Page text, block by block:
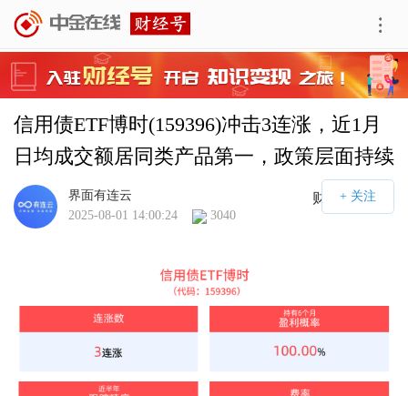
信用债ETF博时(159396)冲击3连涨，近1月
日均成交额居同类产品第一，政策层面持续
释放积极信号
财经号APP
界面有连云
2025-08-01 14:00:24
3040